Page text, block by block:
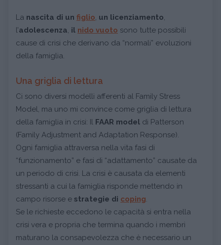
La nascita di un figlio un licenziamento
l’adolescenza il nido vuoto sono tutte possibili
cause di crisi che derivano da “normali” evoluzioni
della famiglia.
Una griglia di lettura
Ci sono diversi modelli afferenti al Family Stress
Model, ma uno mi convince come griglia di lettura
della famiglia in crisi: Il FAAR model di Patterson
(Family Adjustment and Adaptation Response).
Ogni famiglia attraversa nella vita fasi di
“funzionamento” e fasi di “adattamento” causate da
un periodo di crisi. La crisi è causata da elementi
stressanti a cui la famiglia risponde mettendo in
campo risorse e strategie di coping
Se le richieste eccedono le capacità si entra nella
crisi vera e propria che termina quando i membri
maturano la consapevolezza che è necessario un